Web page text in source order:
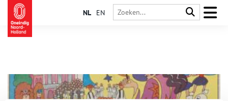
NL EN